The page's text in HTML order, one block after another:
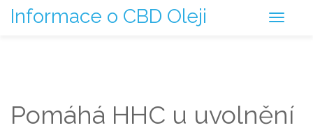
Informace o CBD Oleji
Pomáhá HHC u uvolnění